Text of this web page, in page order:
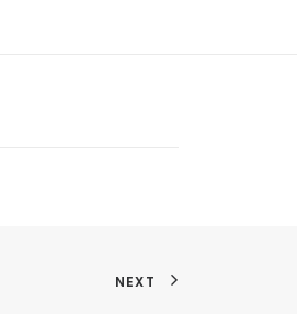
NEXT